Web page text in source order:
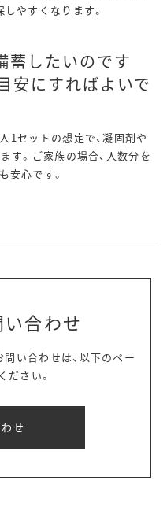
やすくなります。
蓄したいのです
安にすればよいで
1セットの想定で、凝固剤や
す。ご家族の場合、人数分を
安心です。
い合わせ
問い合わせは、以下のペー
ださい。
せ